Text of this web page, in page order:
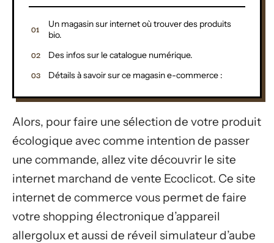
Un magasin sur internet où trouver des produits
bio.
Des infos sur le catalogue numérique.
Détails à savoir sur ce magasin e-commerce :
Alors, pour faire une sélection de votre produit
écologique avec comme intention de passer
une commande, allez vite découvrir le site
internet marchand de vente Ecoclicot. Ce site
internet de commerce vous permet de faire
votre shopping électronique d’appareil
allergolux et aussi de réveil simulateur d’aube